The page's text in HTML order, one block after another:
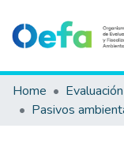
Communities &
All of DSpace
Home
Pasivos